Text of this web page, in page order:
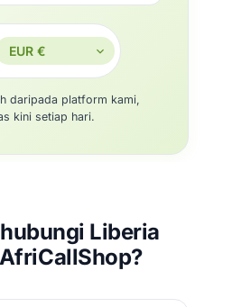
daripada platform kami,
kini setiap hari.
Liberia